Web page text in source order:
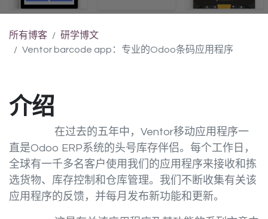
所有博客
研学博文
Ventor barcode app：专业的Odoo条码应用程序
介绍
​在过去的五年中，Ventor移动应用程序一
直是Odoo ERP系统的头号库存伴侣。每个工作日，
全球有一千多名客户使用我们的应用程序来接收和拣
选货物、库存控制和仓库管理。我们不断收集有关该
应用程序的反馈，并每月发布新功能和更新。